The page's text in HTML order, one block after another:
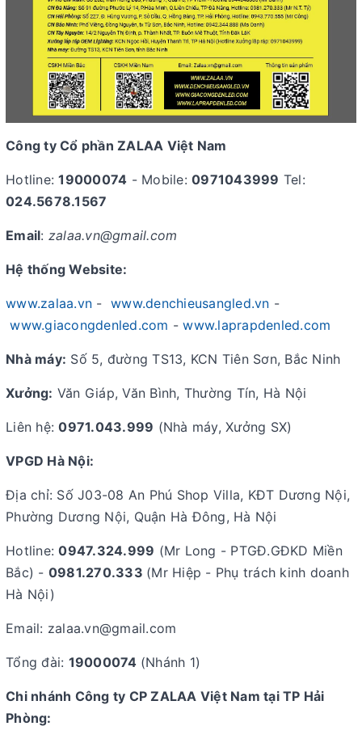
Công ty Cổ phần ZALAA Việt Nam
Hotline:19000074 - Mobile: 0971043999 Tel:
024.5678.1567
Email: zalaa.vn@gmail.com
Hệ thống Website:
www.zalaa.vn - www.denchieusangled.vn -
www.giacongdenled.com -www.laprapdenled.com
Nhà máy: Số 5, đường TS13, KCN Tiên Sơn, Bắc Ninh
Xưởng: Văn Giáp, Văn Bình, Thường Tín, Hà Nội
Liên hệ:0971.043.999 (Nhà máy, Xưởng SX)
VPGD Hà Nội:
Địa chỉ: Số J03-08 An Phú Shop Villa, KĐT Dương Nội,
Phường Dương Nội, Quận Hà Đông, Hà Nội
Hotline:0947.324.999 (Mr Long - PTGĐ.GĐKD Miền
Bắc) - 0981.270.333 (Mr Hiệp - Phụ trách kinh doanh
Hà Nội)
Email: zalaa.vn@gmail.com
Tổng đài: 19000074 (Nhánh 1)
Chi nhánh Công ty CP ZALAA Việt Nam tại TP Hải
Phòng: